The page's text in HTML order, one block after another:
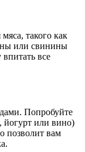
такого как
или свинины
все
Попробуйте
йогурт или вино)
позволит вам